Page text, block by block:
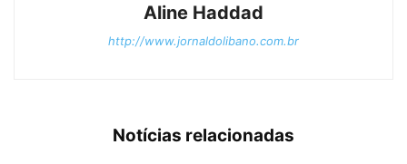
Aline Haddad
http://www.jornaldolibano.com.br
Notícias relacionadas